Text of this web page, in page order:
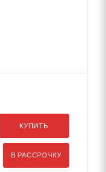
КУПИТЬ
В РАССРОЧКУ